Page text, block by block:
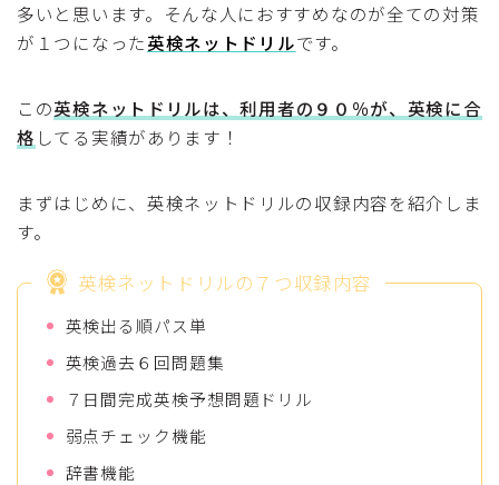
多いと思います。そんな人におすすめなのが全ての対策
が１つになった英検ネットドリルです。
この英検ネットドリルは、利用者の９０％が、英検に合
格 してる実績があります！
まずはじめに、英検ネットドリルの収録内容を紹介しま
す。
英検ネットドリルの７つ収録内容
英検出る順パス単
英検過去６回問題集
７日間完成英検予想問題ドリル
弱点チェック機能
辞書機能